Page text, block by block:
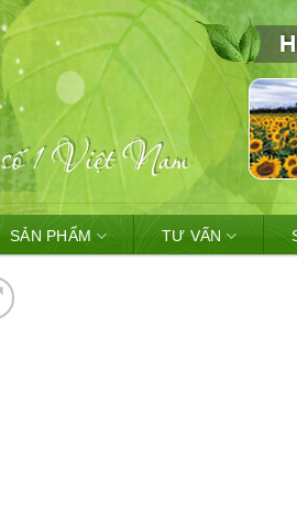
SẢN PHẨM TƯ VẤN